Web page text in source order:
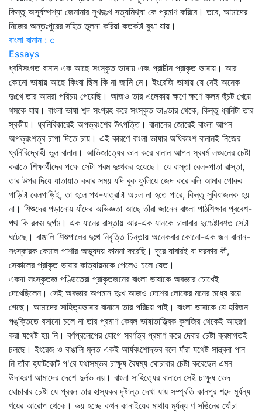
কিন্তু অসূর্যম্পশ্যা জেনানার সুখদুঃখ সত্যমিথ্যা কে প্রমাণ করিবে। তবে, আমাদের
নিজের অন্তঃপুরের সহিত তুলনা করিয়া কতকটা বুঝা যায়।
বাংলা বানান : ৩
Essays
ধ্বনিসংগত বানান এক আছে সংস্কৃত ভাষায় এবং প্রাচীন প্রাকৃত ভাষায়। আর
কোনো ভাষায় আছে কিংবা ছিল কি না জানি নে। ইংরেজি ভাষায় যে নেই অনেক
দুঃখে তার আমরা পরিচয় পেয়েছি। আজও তার এলেকায় ক্ষণে ক্ষণে কলম হুঁচট খেয়ে
থমকে যায়। বাংলা ভাষা শব্দ সংগ্রহ করে সংস্কৃত ভাণ্ডার থেকে, কিন্তু ধ্বনিটা তার
স্বকীয়। ধ্বনিবিকারেই অপভ্রংশের উৎপত্তি। বানানের জোরেই বাংলা আপন
অপভ্রংশত্ব চাপা দিতে চায়। এই কারণে বাংলা ভাষার অধিকাংশ বানানই নিজের
ধ্বনিবিদ্রোহী ভুল বানান। আভিজাত্যের ভান করে বানান আপন স্বধর্ম লঙ্ঘনের চেষ্টা
করাতে শিক্ষার্থীদের পক্ষে সেটা পরম দুঃখকর হয়েছে। যে রাস্তা রেল-পাতা রাস্তা,
তার উপর দিয়ে যাতায়াত করার সময় যদি বুক ফুলিয়ে জেদ করে বলি আমার গোরুর
গাড়িটা রেলগাড়িই, তা হলে পথ-যাত্রাটা অচল না হতে পারে, কিন্তু সুবিধাজনক হয়
না। শিশুদের পড়ানোয় যাঁদের অভিজ্ঞতা আছে তাঁরা জানেন বাংলা পাঠশিক্ষার প্রবেশ-
পথ কি রকম দুর্গম। এক যানের রাস্তায় আর-এক যানকে চালাবার দুশ্চেষ্টাবশত সেটা
ঘটেছে। বাঙালি শিশুপালের দুঃখ নিবৃত্তি চিন্তায় অনেকবার কোনো-এক জন বানান-
সংস্কারক কেমাল পাশার অভ্যুদয় কামনা করেছি। দূরে যাবারই বা দরকার কী,
সেকালের প্রাকৃত ভাষার কাত্যায়নকে পেলেও চলে যেত।
একদা সংস্কৃতজ্ঞ পণ্ডিতেরা প্রাকৃতজনের বাংলা ভাষাকে অবজ্ঞার চোখেই
দেখেছিলেন। সেই অবজ্ঞার অপমান দুঃখ আজও দেশের লোকের মনের মধ্যে রয়ে
গেছে। আমাদের সাহিত্যভাষার বানানে তার পরিচয় পাই। বাংলা ভাষাকে যে হরিজন
পঙ্‌ক্তিতে বসানো চলে না তার প্রমাণ কেবল ভাষাতাত্ত্বিক কুলজির থেকেই আহরণ
করা যথেষ্ট হয় নি। বর্ণপ্রলেপের যোগে সবর্ণত্ব প্রমাণ করে দেবার চেষ্টা ক্রমাগতই
চলছে। ইংরেজ ও বাঙালি মূলত একই আর্যবংশোদ্ভব বলে যাঁরা যথেষ্ট সান্ত্বনা পান
নি তাঁরা হ্যাটকোট প'রে যথাসম্ভব চাক্ষুষ বৈষম্য ঘোচাবার চেষ্টা করেছেন এমন
উদাহরণ আমাদের দেশে দুর্লভ নয়। বাংলা সাহিত্যের বানানে সেই চাক্ষুষ ভেদ
ঘোচাবার চেষ্টা যে প্রবল তার হাস্যকর দৃষ্টান্ত দেখা যায় সম্প্রতি কানপুর শব্দে মূর্ধন্য
ণয়ের আরোপ থেকে। ভয় হচ্ছে কখন কানাইয়ের মাথায় মূর্ধন্য ণ সঙিনের খোঁচা